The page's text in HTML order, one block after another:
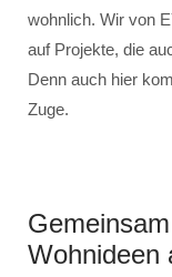
wohnlich. Wir von
auf Projekte, die
Denn auch hier
Zuge.
Wohnideen